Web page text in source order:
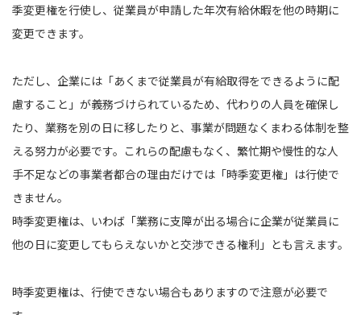
季変更権を行使し、従業員が申請した年次有給休暇を他の時期に
変更できます。
ただし、企業には「あくまで従業員が有給取得をできるように配
慮すること」が義務づけられているため、代わりの人員を確保し
たり、業務を別の日に移したりと、事業が問題なくまわる体制を整
える努力が必要です。これらの配慮もなく、繁忙期や慢性的な人
手不足などの事業者都合の理由だけでは「時季変更権」は行使で
きません。
時季変更権は、いわば「業務に支障が出る場合に企業が従業員に
他の日に変更してもらえないかと交渉できる権利」とも言えます。
時季変更権は、行使できない場合もありますので注意が必要で